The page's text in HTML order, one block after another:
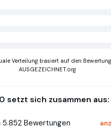
Verteilung basiert auf den
AUSGEZEICHNET.org
setzt sich zusammen aus:
Bewertungen